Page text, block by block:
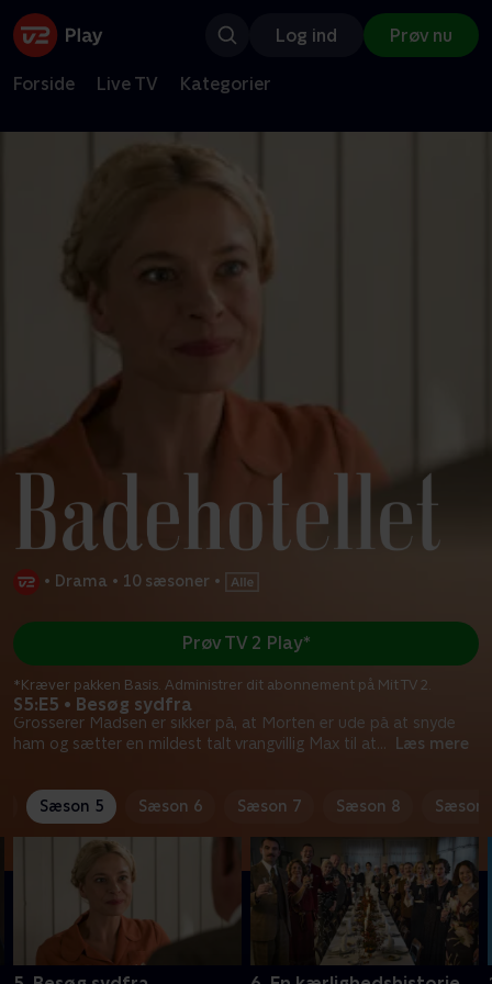
Log ind Prøv nu
Forside Live TV Kategorier
• Drama • 10 sæsoner •
S5:E5 • Besøg sydfra
Grosserer Madsen er sikker på, at Morten er ude på at snyde
ham og sætter en mildest talt vrangvillig Max til at... Læs mere
Prøv TV 2 Play*
*Kræver pakken Basis. Administrer dit abonnement på Mit TV 2.
Sæson 5 Sæson 6 Sæson 7 Sæson 8 Sæson